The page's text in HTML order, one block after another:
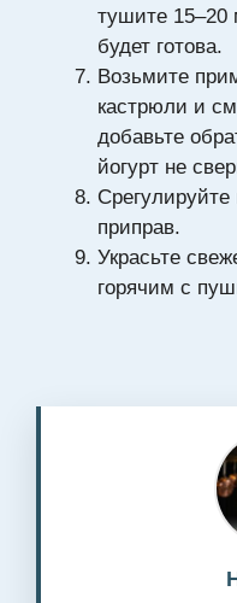
тушите 15–20
будет готова.
Возьмите
кастрюли и
добавьте
йогурт не
Срегулируйте
приправ.
Украсьте
горячим с